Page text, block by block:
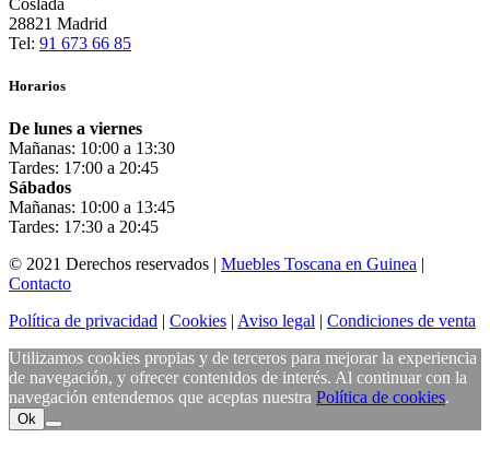
Coslada
28821 Madrid
Tel: 91 673 66 85
Horarios
De lunes a viernes
Mañanas: 10:00 a 13:30
Tardes: 17:00 a 20:45
Sábados
Mañanas: 10:00 a 13:45
Tardes: 17:30 a 20:45
© 2021 Derechos reservados | Muebles Toscana en Guinea |
Contacto
Política de privacidad | Cookies | Aviso legal | Condiciones de venta
Utilizamos cookies propias y de terceros para mejorar la experiencia
de navegación, y ofrecer contenidos de interés. Al continuar con la
navegación entendemos que aceptas nuestra Política de cookies.
Ok